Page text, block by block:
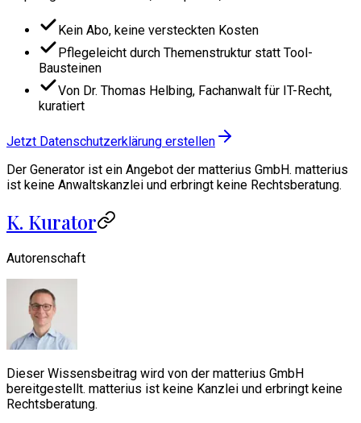
Kein Abo, keine versteckten Kosten
Pflegeleicht durch Themenstruktur statt Tool-
Bausteinen
Von Dr. Thomas Helbing, Fachanwalt für IT-Recht,
kuratiert
Jetzt Datenschutzerklärung erstellen
Der Generator ist ein Angebot der matterius GmbH. matterius
ist keine Anwaltskanzlei und erbringt keine Rechtsberatung.
K. Kurator
Autorenschaft
Dieser Wissensbeitrag wird von der matterius GmbH
bereitgestellt. matterius ist keine Kanzlei und erbringt keine
Rechtsberatung.